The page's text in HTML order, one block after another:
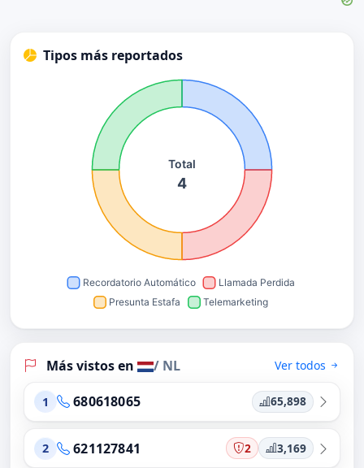
Tipos más reportados
Más vistos en / NL Ver todos
1 680618065 65,898
2 621127841 2 3,169